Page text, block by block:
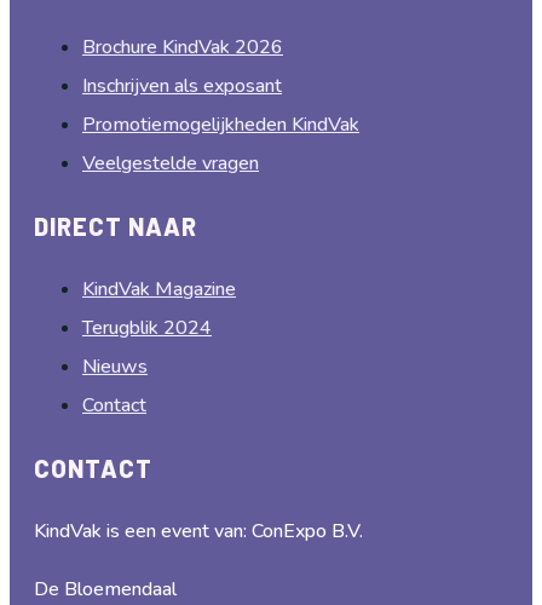
Brochure KindVak 2026
Inschrijven als exposant
Promotiemogelijkheden KindVak
Veelgestelde vragen
DIRECT NAAR
KindVak Magazine
Terugblik 2024
Nieuws
Contact
CONTACT
KindVak is een event van: ConExpo B.V.
De Bloemendaal